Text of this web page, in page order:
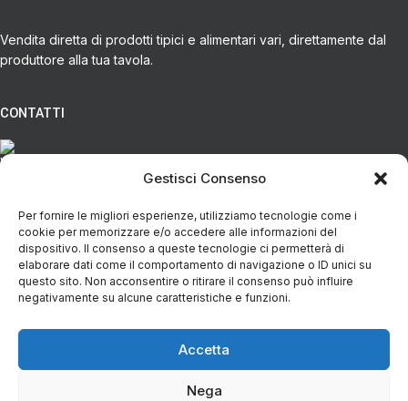
Gestisci Consenso
Per fornire le migliori esperienze, utilizziamo tecnologie come i
cookie per memorizzare e/o accedere alle informazioni del
dispositivo. Il consenso a queste tecnologie ci permetterà di
elaborare dati come il comportamento di navigazione o ID unici su
questo sito. Non acconsentire o ritirare il consenso può influire
negativamente su alcune caratteristiche e funzioni.
Accetta
Nega
Vendita diretta di prodotti tipici e alimentari vari, direttamente dal
produttore alla tua tavola.
CONTATTI
+39 348 5888298
info@spesaincampagna.com
PAGINE DEL SITO